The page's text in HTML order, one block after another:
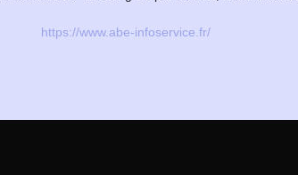
https://www.abe-infoservice.fr/